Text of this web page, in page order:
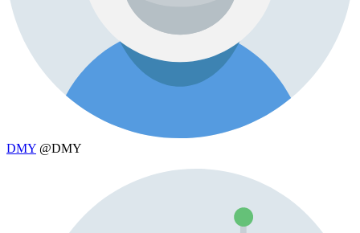
DMY @DMY